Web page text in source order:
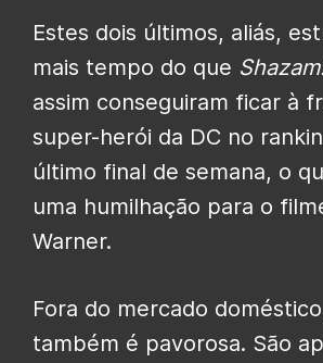
Estes dois últimos, aliás,
mais tempo do que
assim conseguiram ficar à
super-herói da DC no
último final de semana, o
uma humilhação para o
Warner.
Fora do mercado
também é pavorosa. São